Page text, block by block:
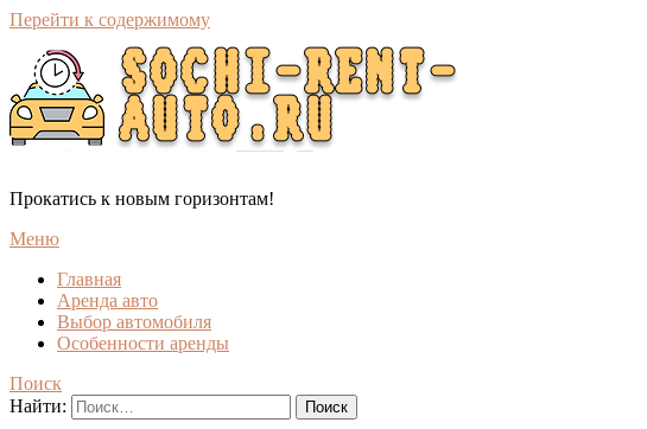
Перейти к содержимому
Прокатись к новым горизонтам!
Меню
Главная
Аренда авто
Выбор автомобиля
Особенности аренды
Поиск
Найти: